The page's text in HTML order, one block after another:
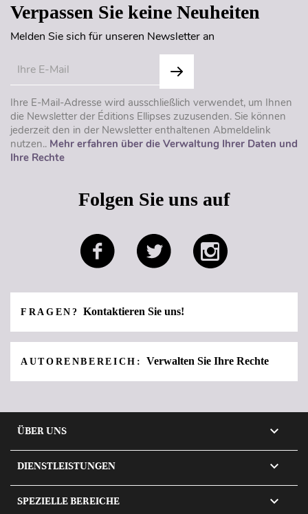
Verpassen Sie keine Neuheiten
Melden Sie sich für unseren Newsletter an
Ihre E-Mail-Adresse wird ausschließlich verwendet, um Ihnen
die Newsletter der Éditions Ellipses zuzusenden. Sie können
jederzeit den in der Newsletter enthaltenen Abmeldelink
nutzen.. Mehr erfahren über die Verwaltung Ihrer Daten und
Ihre Rechte
Folgen Sie uns auf
FRAGEN?Kontaktieren Sie uns!
AUTORENBEREICH:Verwalten Sie Ihre Rechte
ÜBER UNS 
DIENSTLEISTUNGEN 
SPEZIELLE BEREICHE 